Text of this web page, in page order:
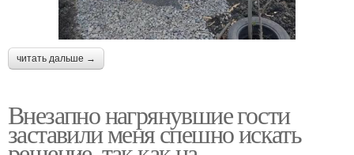
читать дальше →
Внезапно нагрянувшие гости
заставили меня спешно искать